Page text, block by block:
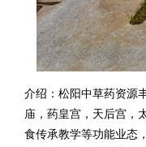
介绍：松阳中草药资源
庙，药皇宫，天后宫，
食传承教学等功能业态